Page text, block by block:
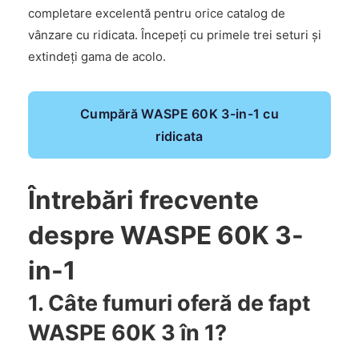
completare excelentă pentru orice catalog de
vânzare cu ridicata. Începeți cu primele trei seturi și
extindeți gama de acolo.
Cumpără WASPE 60K 3-in-1 cu
ridicata
Întrebări frecvente
despre WASPE 60K 3-
in-1
1. Câte fumuri oferă de fapt
WASPE 60K 3 în 1?